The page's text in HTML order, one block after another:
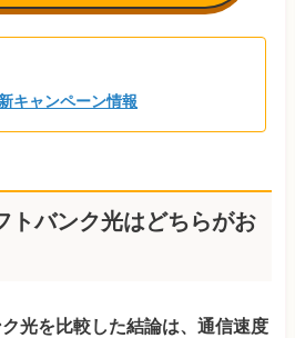
キャンペーン情報
トバンク光はどちらがお
光を比較した結論は、通信速度